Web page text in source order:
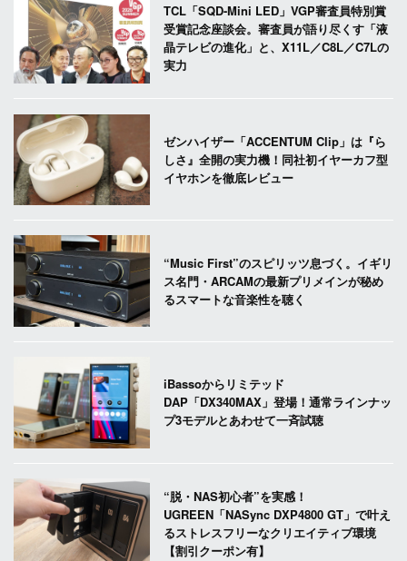
TCL「SQD-Mini LED」VGP審査員特別賞
受賞記念座談会。審査員が語り尽くす「液
晶テレビの進化」と、X11L／C8L／C7Lの
実力
ゼンハイザー「ACCENTUM Clip」は『ら
しさ』全開の実力機！同社初イヤーカフ型
イヤホンを徹底レビュー
“Music First”のスピリッツ息づく。イギリ
ス名門・ARCAMの最新プリメインが秘め
るスマートな音楽性を聴く
iBassoからリミテッド
DAP「DX340MAX」登場！通常ラインナッ
プ3モデルとあわせて一斉試聴
“脱・NAS初心者”を実感！
UGREEN「NASync DXP4800 GT」で叶え
るストレスフリーなクリエイティブ環境
【割引クーポン有】